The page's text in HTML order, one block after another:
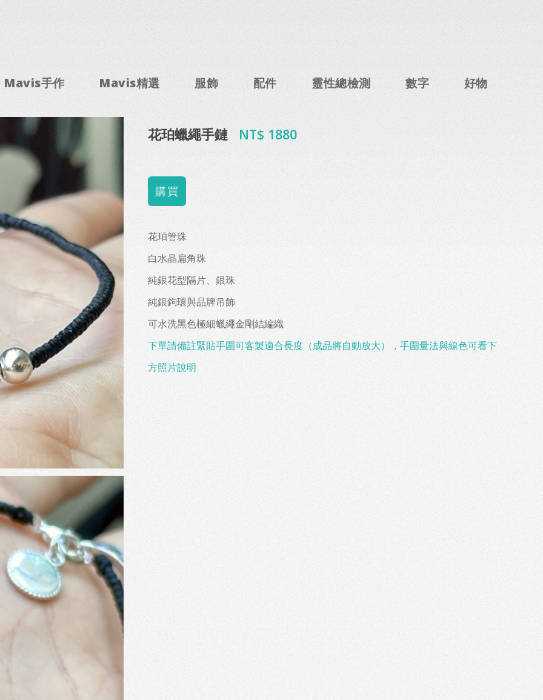
Mavis手作 Mavis精選 服飾 配件 靈性總檢測 數字 好物
花珀蠟繩手鏈 NT$ 1880
花珀管珠
白水晶扁角珠
純銀花型隔片、銀珠
純銀鉤環與品牌吊飾
可水洗黑色極細蠟繩金剛結編織
下單請備註緊貼手圍可客製適合長度（成品將自動放大），手圍量法與線色可看下
方照片說明